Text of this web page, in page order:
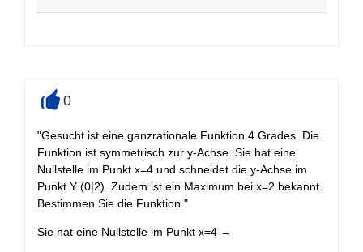
0
"Gesucht ist eine ganzrationale Funktion 4.Grades. Die
Funktion ist symmetrisch zur y-Achse. Sie hat eine
Nullstelle im Punkt x=4 und schneidet die y-Achse im
Punkt Y (0|2). Zudem ist ein Maximum bei x=2 bekannt.
Bestimmen Sie die Funktion."
Sie hat eine Nullstelle im Punkt x=4 →